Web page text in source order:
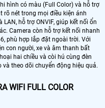
hình có màu (Full Color) và hỗ trợ
rõ nét trong mọi điều kiện ánh
hỗ trợ ONVIF, giúp kết nối ổn
Camera còn hỗ trợ kết nối nhanh
phù hợp lắp đặt ngoài trời. Với
con người, xe và âm thanh bất
hai chiều và còi hú cùng đèn
theo dõi chuyển động hiệu quả.
WIFI FULL COLOR